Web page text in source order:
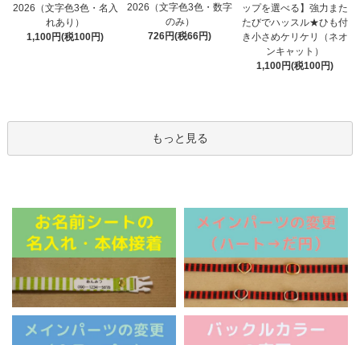
2026（文字色3色・名入
れあり）
1,100円(税100円)
2026（文字色3色・数字
のみ）
726円(税66円)
ップを選べる】強力また
たびでハッスル★ひも付
き小さめケリケリ（ネオ
ンキャット）
1,100円(税100円)
もっと見る